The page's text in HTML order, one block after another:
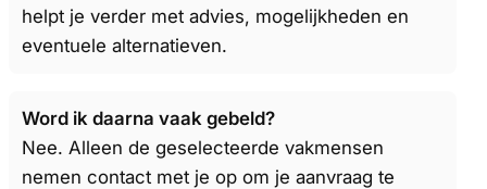
helpt je verder met advies, mogelijkheden en
eventuele alternatieven.
Word ik daarna vaak gebeld?
Nee. Alleen de geselecteerde vakmensen
nemen contact met je op om je aanvraag te